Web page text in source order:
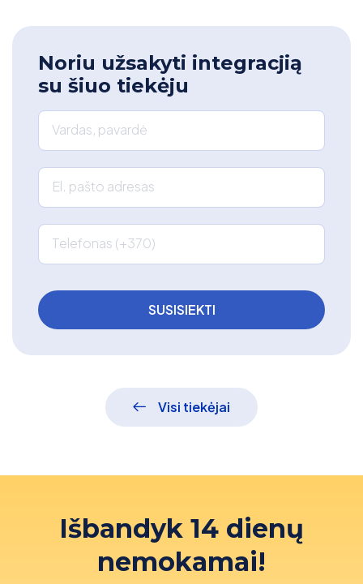
Noriu užsakyti integracjią
su šiuo tiekėju
Vardas, pavardė
El. pašto adresas
Telefonas (+370)
Visi tiekėjai
Išbandyk 14 dienų
nemokamai!